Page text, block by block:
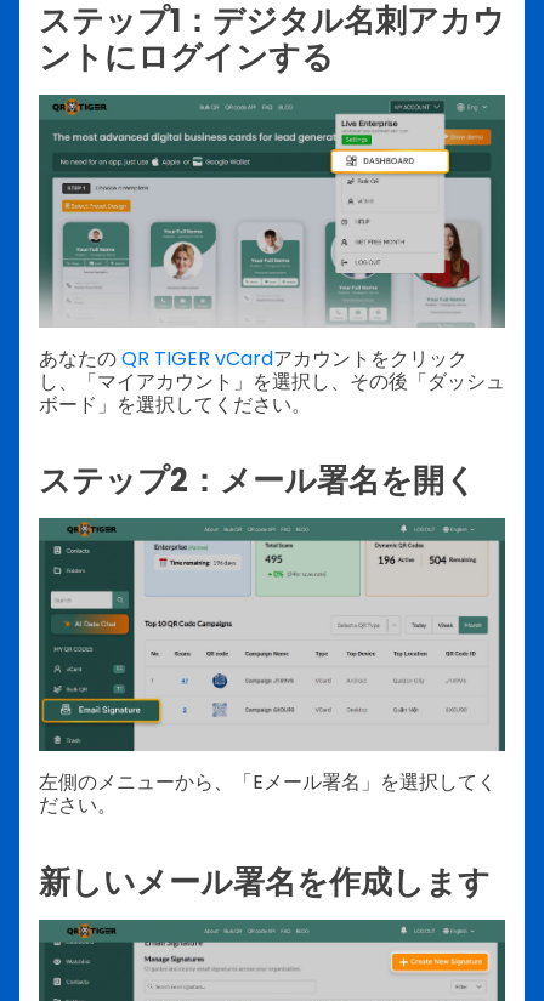
ステップ1：デジタル名刺アカウ
ントにログインする
あなたのQR TIGER vCardアカウントをクリック
し、「マイアカウント」を選択し、その後「ダッシュ
ボード」を選択してください。
ステップ2：メール署名を開く
左側のメニューから、「Eメール署名」を選択してく
ださい。
新しいメール署名を作成します